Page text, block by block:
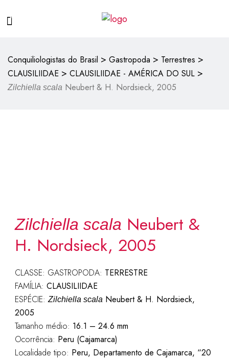
Conquiliologistas do Brasil > Gastropoda > Terrestres >
CLAUSILIIDAE > CLAUSILIIDAE - AMÉRICA DO SUL >
Zilchiella scala Neubert & H. Nordsieck, 2005
Zilchiella scala Neubert &
H. Nordsieck, 2005
CLASSE: GASTROPODA: TERRESTRE
FAMÍLIA: CLAUSILIIDAE
ESPÉCIE:Zilchiella scalaNeubert & H. Nordsieck,
2005
Tamanho médio: 16.1 – 24.6 mm
Ocorrência: Peru (Cajamarca)
Localidade tipo: Peru, Departamento de Cajamarca, “20